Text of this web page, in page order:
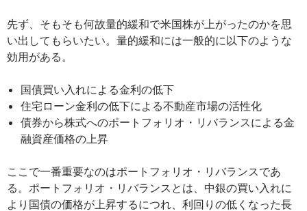
先ず、そもそも何故量的緩和で米国株が上がったのかを思
い出してもらいたい。量的緩和には一般的に以下のような
効用がある。
国債買い入れによる金利の低下
住宅ローン金利の低下による不動産市場の活性化
債券から株式へのポートフォリオ・リバランスによる金
融資産価格の上昇
ここで一番重要なのはポートフォリオ・リバランスであ
る。ポートフォリオ・リバランスとは、中銀の買い入れに
より国債の価格が上昇するにつれ、利回りの低くなった長